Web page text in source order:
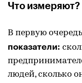
Что измеряют?
В первую
показатели:
людей, сколько